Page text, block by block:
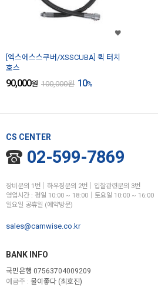
[엑스에스스쿠버/XSSCUBA] 퀵 터치
호스
90,000원 100,000원 10%
CS CENTER
02-599-7869
장비문의 1번│하우징문의 2번│입찰관련문의 3번
영업시간 : 평일 10:00 ~ 18:00│토요일 10:00 ~ 16:00
일요일 공휴일 (예약방문)
sales@camwise.co.kr
BANK INFO
국민은행 07563704009209
예금주 : 물이좋다 (최호진)